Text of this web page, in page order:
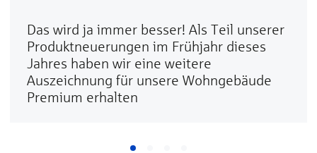
Das wird ja immer besser! Als Teil unserer
Produktneuerungen im Frühjahr dieses
Jahres haben wir eine weitere
Auszeichnung für unsere Wohngebäude
Premium erhalten